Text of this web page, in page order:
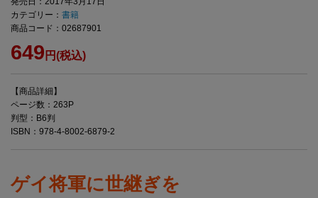
カテゴリー： 書籍
商品コード：02687901
649 円(税込)
【商品詳細】
ページ数：263P
判型：B6判
ISBN：978-4-8002-6879-2
ゲイ将軍に世継ぎを